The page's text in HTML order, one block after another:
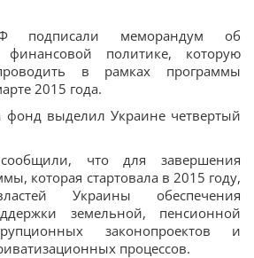
меморандум об
политике, которую
в рамках программы
2015 года.
фонд выделил Украине четвертый
что для завершения
которая стартовала в 2015 году,
Украины обеспечения
земельной, пенсионной
законопроектов и
процессов.